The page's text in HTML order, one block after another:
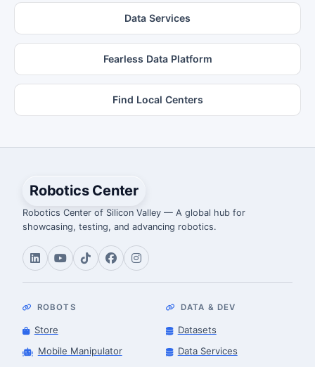
Data Services
Fearless Data Platform
Find Local Centers
Robotics Center
Robotics Center of Silicon Valley — A global hub for
showcasing, testing, and advancing robotics.
ROBOTS
Store
Mobile Manipulator
DATA & DEV
Datasets
Data Services